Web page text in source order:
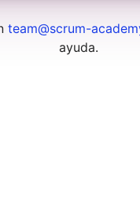
team@scrum-
ayuda.